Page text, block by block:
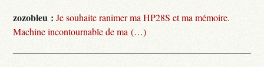
zozobleu : Je souhaite ranimer ma HP28S et ma mémoire.
Machine incontournable de ma (…)